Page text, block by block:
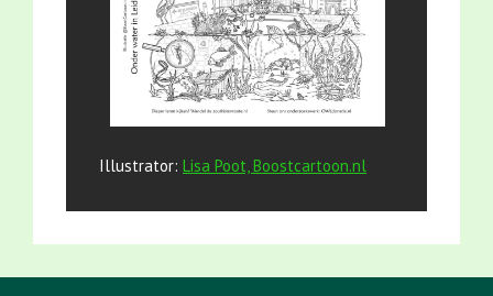
Illustrator: Lisa Poot, Boostcartoon.nl